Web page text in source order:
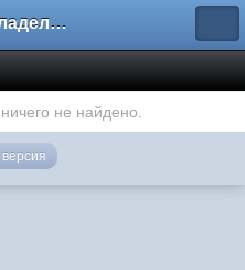
Форум владельцев интернет-магазинов
не найдено.